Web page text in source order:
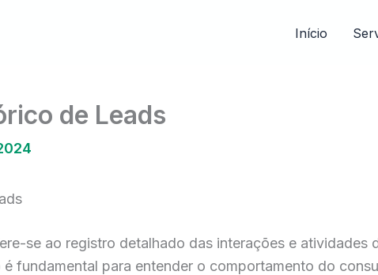
Início
de Leads
se ao registro detalhado das interações e atividades
fundamental para entender o comportamento do